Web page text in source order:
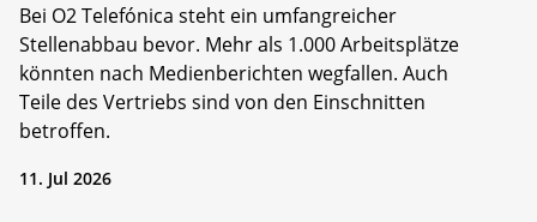
Bei O2 Telefónica steht ein umfangreicher
Stellenabbau bevor. Mehr als 1.000 Arbeitsplätze
könnten nach Medienberichten wegfallen. Auch
Teile des Vertriebs sind von den Einschnitten
betroffen.
11. Jul 2026